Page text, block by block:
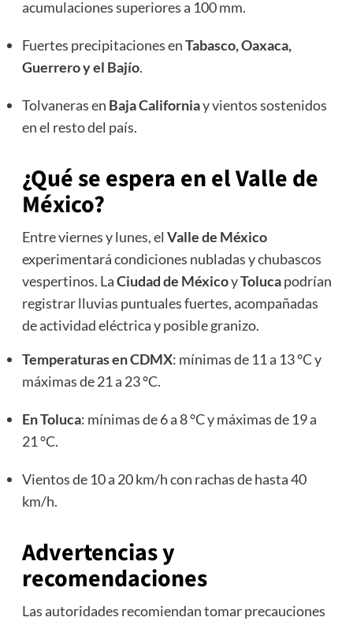
acumulaciones superiores a 100 mm.
Fuertes precipitaciones enTabasco, Oaxaca,
Guerrero y el Bajío.
Tolvaneras en Baja Californiay vientos sostenidos
en el resto del país.
¿Qué se espera en el Valle de
México?
Entre viernes y lunes, el Valle de México
experimentará condiciones nubladas y chubascos
vespertinos. LaCiudad de MéxicoyTolucapodrían
registrar lluvias puntuales fuertes, acompañadas
de actividad eléctrica y posible granizo.
Temperaturas en CDMX: mínimas de 11 a 13 °C y
máximas de 21 a 23 °C.
En Toluca: mínimas de 6 a 8 °C y máximas de 19 a
21 °C.
Vientos de 10 a 20 km/h con rachas de hasta 40
km/h.
Advertencias y
recomendaciones
Las autoridades recomiendan tomar precauciones